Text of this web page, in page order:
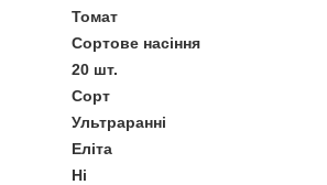
Томат
Сортове насіння
20 шт.
Сорт
Ультраранні
Еліта
Ні